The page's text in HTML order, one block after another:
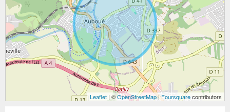
Leaflet | ©OpenStreetMap|Foursquarecontributors